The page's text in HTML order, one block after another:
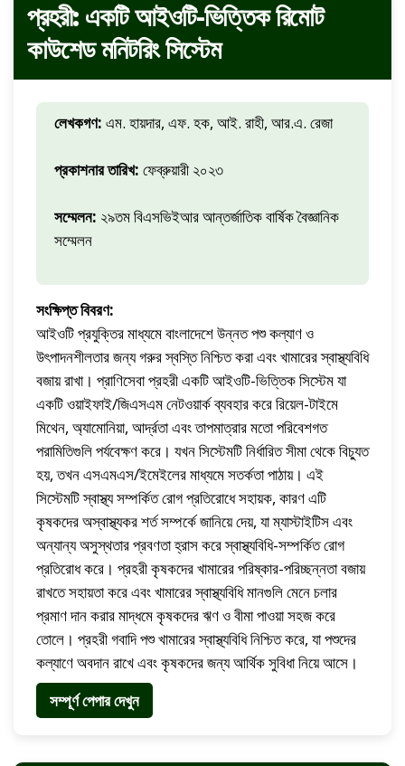
প্রহরী: একটি আইওটি-ভিত্তিক রিমোট
কাউশেড মনিটরিং সিস্টেম
লেখকগণ: এম. হায়দার, এফ. হক, আই. রাহী, আর.এ. রেজা
প্রকাশনার তারিখ: ফেব্রুয়ারী ২০২৩
সম্মেলন: ২৯তম বিএসভিইআর আন্তর্জাতিক বার্ষিক বৈজ্ঞানিক
সম্মেলন
সংক্ষিপ্ত বিবরণ:
আইওটি প্রযুক্তির মাধ্যমে বাংলাদেশে উন্নত পশু কল্যাণ ও
উৎপাদনশীলতার জন্য গরুর স্বস্তি নিশ্চিত করা এবং খামারের স্বাস্থ্যবিধি
বজায় রাখা। প্রাণিসেবা প্রহরী একটি আইওটি-ভিত্তিক সিস্টেম যা
একটি ওয়াইফাই/জিএসএম নেটওয়ার্ক ব্যবহার করে রিয়েল-টাইমে
মিথেন, অ্যামোনিয়া, আর্দ্রতা এবং তাপমাত্রার মতো পরিবেশগত
পরামিতিগুলি পর্যবেক্ষণ করে। যখন সিস্টেমটি নির্ধারিত সীমা থেকে বিচ্যুত
হয়, তখন এসএমএস/ইমেইলের মাধ্যমে সতর্কতা পাঠায়। এই
সিস্টেমটি স্বাস্থ্য সম্পর্কিত রোগ প্রতিরোধে সহায়ক, কারণ এটি
কৃষকদের অস্বাস্থ্যকর শর্ত সম্পর্কে জানিয়ে দেয়, যা ম্যাস্টাইটিস এবং
অন্যান্য অসুস্থতার প্রবণতা হ্রাস করে স্বাস্থ্যবিধি-সম্পর্কিত রোগ
প্রতিরোধ করে। প্রহরী কৃষকদের খামারের পরিষ্কার-পরিচ্ছন্নতা বজায়
রাখতে সহায়তা করে এবং খামারের স্বাস্থ্যবিধি মানগুলি মেনে চলার
প্রমাণ দান করার মাদ্ধমে কৃষকদের ঋণ ও বীমা পাওয়া সহজ করে
তোলে। প্রহরী গবাদি পশু খামারের স্বাস্থ্যবিধি নিশ্চিত করে, যা পশুদের
কল্যাণে অবদান রাখে এবং কৃষকদের জন্য আর্থিক সুবিধা নিয়ে আসে।
সম্পূর্ণ পেপার দেখুন